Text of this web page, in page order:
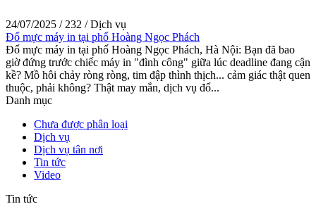
24/07/2025 / 232 /Dịch vụ
Đổ mực máy in tại phố Hoàng Ngọc Phách
Đổ mực máy in tại phố Hoàng Ngọc Phách, Hà Nội: Bạn đã bao
giờ đứng trước chiếc máy in "đình công" giữa lúc deadline đang cận
kề? Mồ hôi chảy ròng ròng, tim đập thình thịch... cảm giác thật quen
thuộc, phải không? Thật may mắn, dịch vụ đổ...
Danh mục
Chưa được phân loại
Dịch vụ
Dịch vụ tân nơi
Tin tức
Video
Tin tức